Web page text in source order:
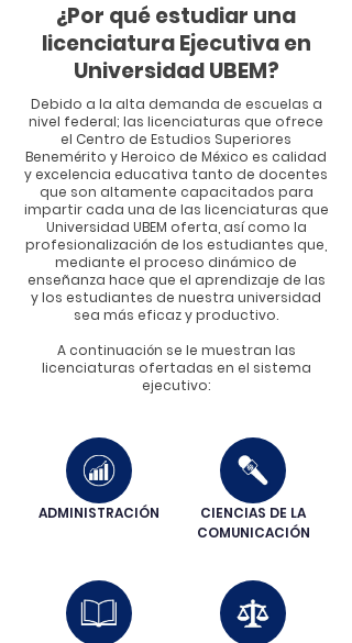
¿Por qué estudiar una
licenciatura Ejecutiva en
Universidad UBEM?
Debido a la alta demanda de escuelas a
nivel federal; las licenciaturas que ofrece
el Centro de Estudios Superiores
Benemérito y Heroico de México es calidad
y excelencia educativa tanto de docentes
que son altamente capacitados para
impartir cada una de las licenciaturas que
Universidad UBEM oferta, así como la
profesionalización de los estudiantes que,
mediante el proceso dinámico de
enseñanza hace que el aprendizaje de las
y los estudiantes de nuestra universidad
sea más eficaz y productivo.
A continuación se le muestran las
licenciaturas ofertadas en el sistema
ejecutivo:
ADMINISTRACIÓN
CIENCIAS DE LA
COMUNICACIÓN